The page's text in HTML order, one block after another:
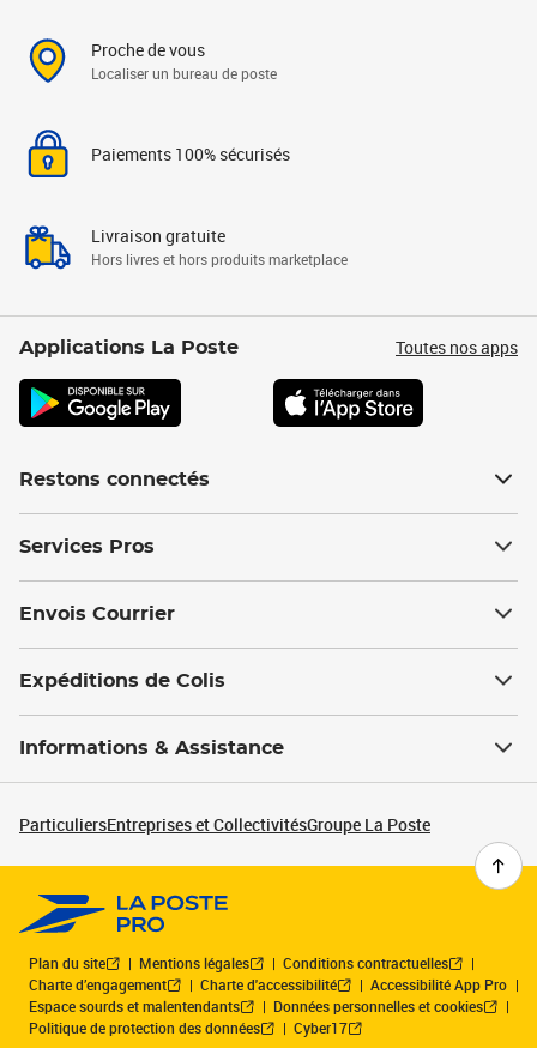
Proche de vous
Localiser un bureau de poste
Paiements 100% sécurisés
Livraison gratuite
Hors livres et hors produits marketplace
Applications La Poste Toutes nos apps
Restons connectés
Services Pros
Envois Courrier
Expéditions de Colis
Informations & Assistance
ParticuliersEntreprises et CollectivitésGroupe La Poste
Plan du site Mentions légales
Conditions contractuelles
Charte d’engagement
Charte d'accessibilité
Accessibilité App Pro
Espace sourds et malentendants
Données personnelles et cookies
Politique de protection des données
Cyber17